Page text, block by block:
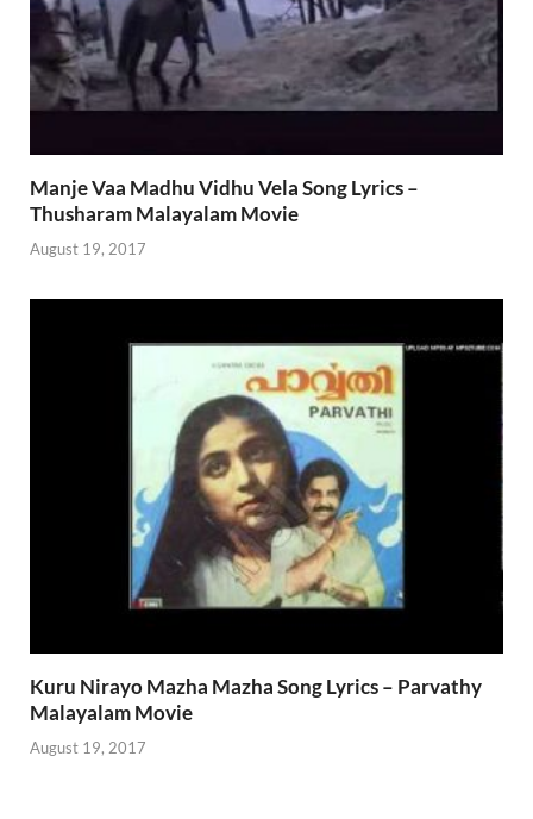
Manje Vaa Madhu Vidhu Vela Song Lyrics –
Thusharam Malayalam Movie
August 19, 2017
Kuru Nirayo Mazha Mazha Song Lyrics – Parvathy
Malayalam Movie
August 19, 2017